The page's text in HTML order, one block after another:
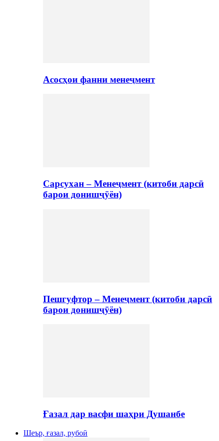
Асосҳои фанни менеҷмент
Сарсухан – Менеҷмент (китоби дарсӣ
барои донишҷӯён)
Пешгуфтор – Менеҷмент (китоби дарсӣ
барои донишҷӯён)
Ғазал дар васфи шаҳри Душанбе
Шеър, ғазал, рубоӣ